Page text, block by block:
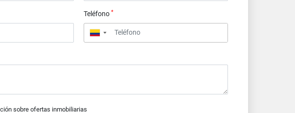
Teléfono *
▼
sobre ofertas inmobiliarias